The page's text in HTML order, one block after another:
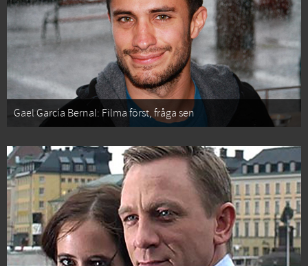
Gael García Bernal: Filma först, fråga sen